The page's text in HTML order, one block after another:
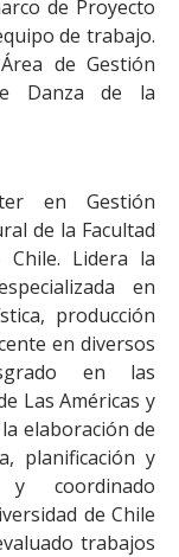
de Proyecto
de trabajo.
de Gestión
Danza de la
en Gestión
de la Facultad
Lidera la
en
producción
en diversos
en las
Las Américas y
elaboración de
planificación y
y coordinado
de Chile
trabajos